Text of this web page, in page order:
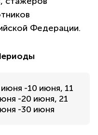
Федерации.
июня -10 июня, 11
-20 июня, 21
-30 июня